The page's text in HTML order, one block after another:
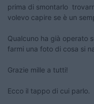
prima di smontarlo
volevo capire se è un
Qualcuno ha già operato
farmi una foto di cosa si
Grazie mille a tutti!
Ecco il tappo di cui parlo.